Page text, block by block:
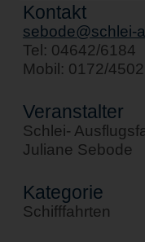
Kontakt
sebode@schlei-
Tel: 04642/6184
Mobil: 0172/
Veranstalter
Schlei-
Juliane Sebode
Kategorie
Schifffahrten